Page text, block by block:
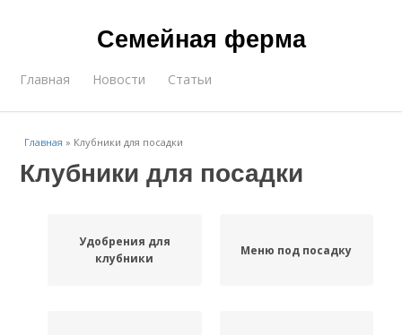
Семейная ферма
Главная Новости Статьи
Главная » Клубники для посадки
Клубники для посадки
Удобрения для
клубники
Меню под посадку